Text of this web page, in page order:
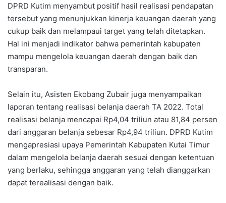
DPRD Kutim menyambut positif hasil realisasi pendapatan
tersebut yang menunjukkan kinerja keuangan daerah yang
cukup baik dan melampaui target yang telah ditetapkan.
Hal ini menjadi indikator bahwa pemerintah kabupaten
mampu mengelola keuangan daerah dengan baik dan
transparan.
Selain itu, Asisten Ekobang Zubair juga menyampaikan
laporan tentang realisasi belanja daerah TA 2022. Total
realisasi belanja mencapai Rp4,04 triliun atau 81,84 persen
dari anggaran belanja sebesar Rp4,94 triliun. DPRD Kutim
mengapresiasi upaya Pemerintah Kabupaten Kutai Timur
dalam mengelola belanja daerah sesuai dengan ketentuan
yang berlaku, sehingga anggaran yang telah dianggarkan
dapat terealisasi dengan baik.